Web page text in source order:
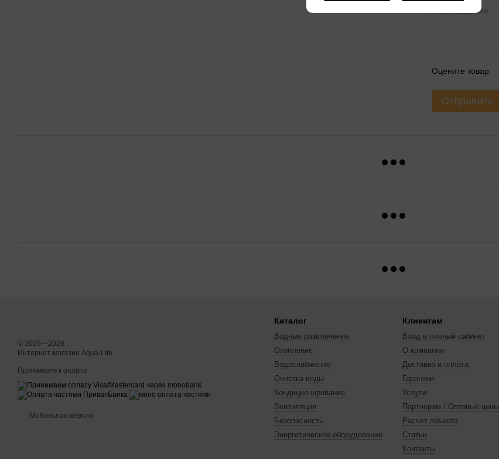
Оцените товар
Отправить
© 2009—2026
Интернет-магазин Aqua-Life
Принимаем к оплате
Мобильная версия
Каталог
Водные развлечения
Отопление
Водоснабжение
Очистка воды
Кондиционирование
Вентиляция
Безопасность
Энергетическое оборудование
Клиентам
Вход в личный кабинет
О компании
Доставка и оплата
Гарантии
Услуги
Партнерам / Оптовые цены
Расчет объекта
Статьи
Контакты